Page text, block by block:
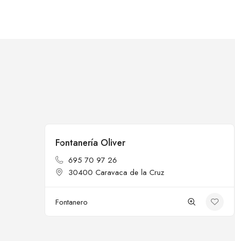
Cerrado
Fontanería Oliver
695 70 97 26
30400 Caravaca de la Cruz
Fontanero